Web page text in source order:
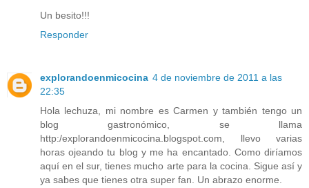
Un besito!!!
Responder
explorandoenmicocina 4 de noviembre de 2011 a las
22:35
Hola lechuza, mi nombre es Carmen y también tengo un
blog gastronómico, se llama
http:/explorandoenmicocina.blogspot.com, llevo varias
horas ojeando tu blog y me ha encantado. Como diríamos
aquí en el sur, tienes mucho arte para la cocina. Sigue así y
ya sabes que tienes otra super fan. Un abrazo enorme.